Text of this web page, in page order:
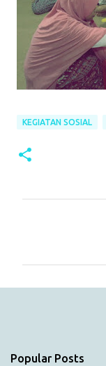
KEGIATAN SOSIAL
s
Popular Posts